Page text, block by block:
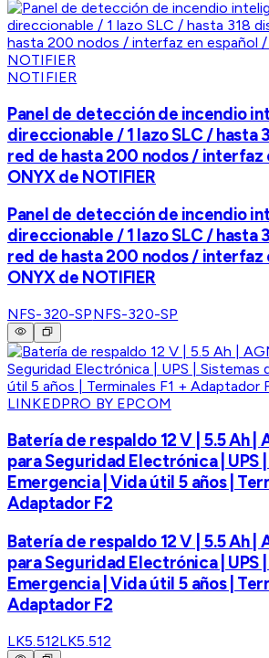
NOTIFIER
Panel de detección de incendio
direccionable / 1 lazo SLC / hasta
red de hasta 200 nodos / interfaz
ONYX de NOTIFIER
Panel de detección de incendio
direccionable / 1 lazo SLC / hasta
red de hasta 200 nodos / interfaz
ONYX de NOTIFIER
NFS-320-SPNFS-320-SP
LINKEDPRO BY EPCOM
Batería de respaldo 12 V | 5.5 Ah |
para Seguridad Electrónica | UPS
Emergencia | Vida útil 5 años |
Adaptador F2
Batería de respaldo 12 V | 5.5 Ah |
para Seguridad Electrónica | UPS
Emergencia | Vida útil 5 años |
Adaptador F2
LK5.512LK5.512